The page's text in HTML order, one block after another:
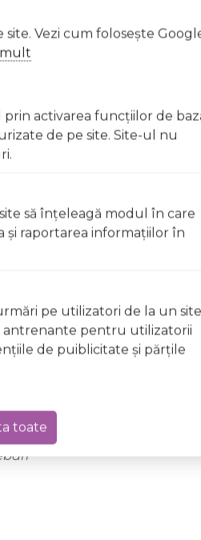
fi diferita in functie de
fi diferite față de cele ale produsului
prevalează informația de pe etichetele
fost efectuată la data de 06.08.2026
Vezi cum folosește
mult
activarea funcţiilor de
de pe site. Site-ul nu
să înţeleagă modul în care
şi raportarea informaţiilor în
pe utilizatori de la un site
antrenante pentru utilizatorii
de puiblicitate şi părţile
toate